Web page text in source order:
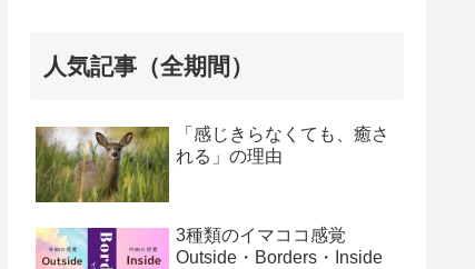
人気記事（全期間）
「感じきらなくても、癒さ
れる」の理由
3種類のイマココ感覚
Outside・Borders・Inside